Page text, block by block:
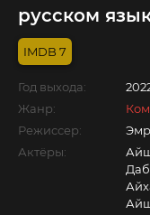
русском
7
Год выхода:
Жанр:
Режиссер:
Актёры: